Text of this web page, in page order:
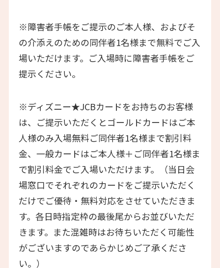
※障害者手帳をご提示のご本人様、およびそ
の介添えのための同伴者1名様まで無料でご入
場いただけます。ご入場時に障害者手帳をご
提示ください。
※ディズニー★JCBカードをお持ちのお客様
は、ご提示いただくとゴールドカードはご本
人様のみ入場無料ご同伴者1名様まで割引料
金、一般カードはご本人様＋ご同伴者1名様ま
で割引料金でご入場いただけます。（当日会
場窓口でそれぞれのカードをご提示いただく
だけでご優待・無料対応をさせていただきま
す。各日時指定枠の最後尾からお並びいただ
きます。また混雑時はお待ちいただく可能性
がございますのであらかじめご了承くださ
い。）